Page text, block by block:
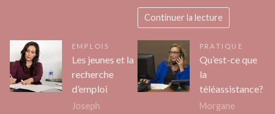
Continuer la lecture
EMPLOIS
Les jeunes et la
recherche
d’emploi
Joseph
PRATIQUE
Qu’est-ce que
la
téléassistance?
Morgane